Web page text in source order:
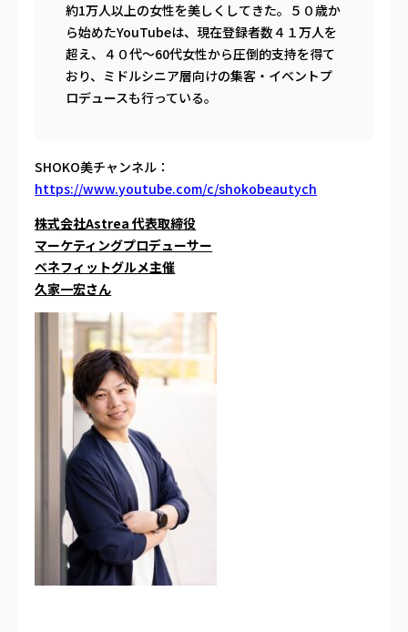
約1万人以上の女性を美しくしてきた。５０歳か
ら始めたYouTubeは、現在登録者数４１万人を
超え、４０代〜60代女性から圧倒的支持を得て
おり、ミドルシニア層向けの集客・イベントプ
ロデュースも行っている。
SHOKO美チャンネル：
https://www.youtube.com/c/shokobeautych
株式会社Astrea 代表取締役
マーケティングプロデューサー
ベネフィットグルメ主催
久家一宏さん